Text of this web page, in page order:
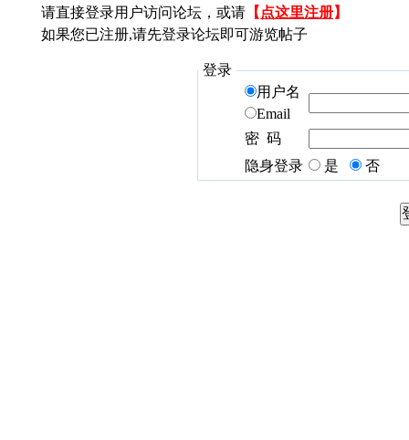
请直接登录用户访问论坛，或请 【 点这里注册】
如果您已注册,请先登录论坛即可游览帖子
登录
用户名
Email
密 码
隐身登录
是 否